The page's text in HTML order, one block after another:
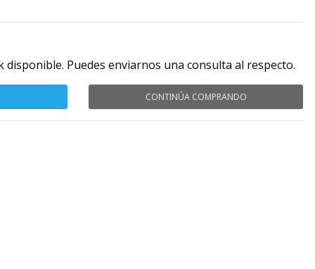
Puedes enviarnos una consulta al respecto.
CONTINÚA COMPRANDO